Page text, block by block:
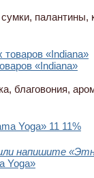
палантины,
«Indiana»
благовония,
11 11%
напишите
Yoga»